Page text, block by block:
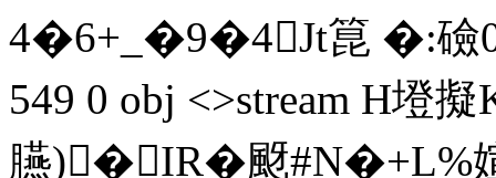
4�6+_�9�4Jt箟 �:
549 0 obj <>stream H墱
臙)�IR�颬